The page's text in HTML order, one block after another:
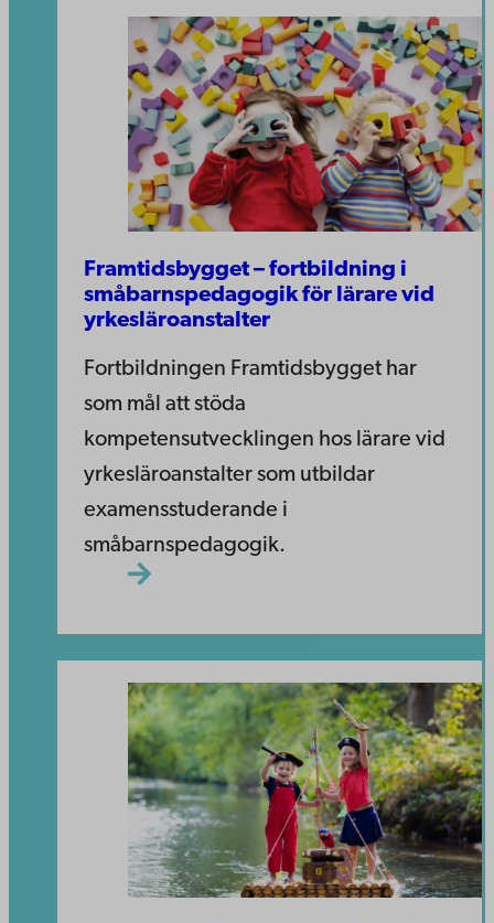
Framtidsbygget – fortbildning i
småbarnspedagogik för lärare vid
yrkesläroanstalter
Fortbildningen Framtidsbygget har
som mål att stöda
kompetensutvecklingen hos lärare vid
yrkesläroanstalter som utbildar
examensstuderande i
småbarnspedagogik.